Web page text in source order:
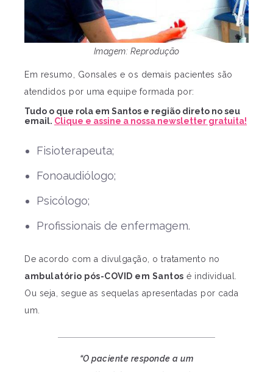
Imagem: Reprodução
Em resumo, Gonsales e os demais pacientes são
atendidos por uma equipe formada por:
Tudo o que rola em Santos e região direto no seu
email. Clique e assine a nossa newsletter gratuita!
Fisioterapeuta;
Fonoaudiólogo;
Psicólogo;
Profissionais de enfermagem.
De acordo com a divulgação, o tratamento no
ambulatório pós-COVID em Santos é individual.
Ou seja, segue as sequelas apresentadas por cada
um.
“O paciente responde a um